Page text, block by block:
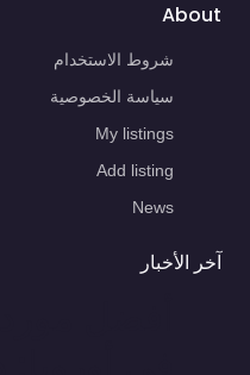
About
شروط الاستخدام
سياسة الخصوصية
My listings
Add listing
News
آخر الأخبار